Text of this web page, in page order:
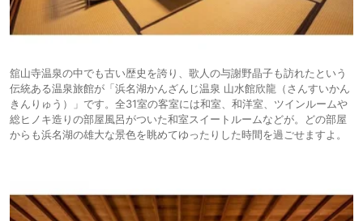
舘山寺温泉の中でも古い歴史を誇り、歌人の与謝野晶子も訪れたという
伝統ある温泉旅館が「浜名湖かんざんじ温泉 山水館欣龍（さんすいかん
きんりゅう）」です。全31室の客室には和室、和洋室、ツインルームや
総ヒノキ造りの部屋風呂がついた和室スイートルームなどが。どの部屋
からも浜名湖の雄大な景色を眺めてゆったりした時間を過ごせますよ。